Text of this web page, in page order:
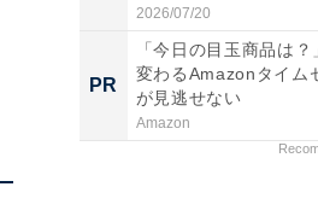
2026/07/20
PR
「今日の目玉商品は？
変わるAmazonタイム
が見逃せない
Amazon